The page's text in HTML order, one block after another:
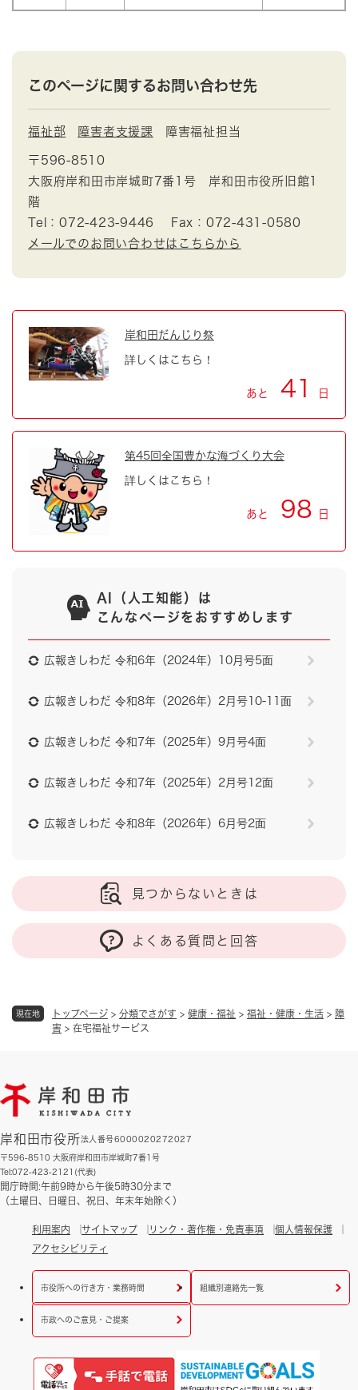
現在地 トップページ > 分類でさがす > 健康・福祉 > 福祉・健康・生活 > 障
害 > 在宅福祉サービス
このページに関するお問い合わせ先
福祉部 障害者支援課 障害福祉担当
〒596-8510
大阪府岸和田市岸城町7番1号 岸和田市役所旧館1
階
Tel：072-423-9446
Fax：072-431-0580
メールでのお問い合わせはこちらから
岸和田だんじり祭
詳しくはこちら！
あと 41 日
第45回全国豊かな海づくり大会
詳しくはこちら！
あと 98 日
AI（人工知能）は
こんなページをおすすめします
広報きしわだ 令和6年（2024年）10月号5面
広報きしわだ 令和8年（2026年）2月号10-11面
広報きしわだ 令和7年（2025年）9月号4面
広報きしわだ 令和7年（2025年）2月号12面
広報きしわだ 令和8年（2026年）6月号2面
見つからないときは
よくある質問と回答
岸和田市役所法人番号6000020272027
〒596-8510 大阪府岸和田市岸城町7番1号
Tel:072-423-2121(代表)
開庁時間:午前9時から午後5時30分まで
（土曜日、日曜日、祝日、年末年始除く）
利用案内 サイトマップ リンク・著作権・免責事項
個人情報保護
アクセシビリティ
市役所への行き方・業務時間 組織別連絡先一覧
市政へのご意見・ご提案